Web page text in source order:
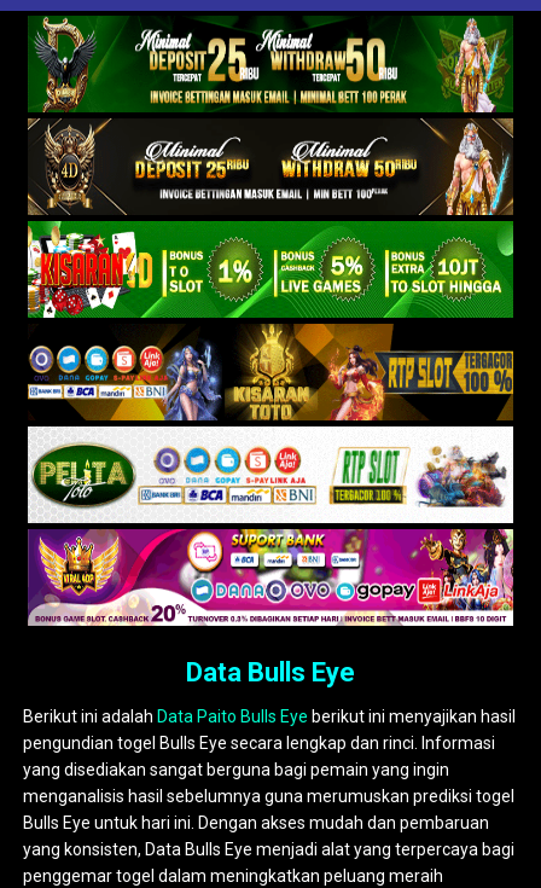
Data Bulls Eye
Berikut ini adalah Data Paito Bulls Eye berikut ini menyajikan hasil
pengundian togel Bulls Eye secara lengkap dan rinci. Informasi
yang disediakan sangat berguna bagi pemain yang ingin
menganalisis hasil sebelumnya guna merumuskan prediksi togel
Bulls Eye untuk hari ini. Dengan akses mudah dan pembaruan
yang konsisten, Data Bulls Eye menjadi alat yang terpercaya bagi
penggemar togel dalam meningkatkan peluang meraih